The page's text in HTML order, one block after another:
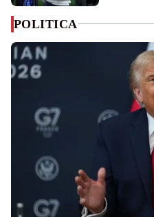
POLITICA